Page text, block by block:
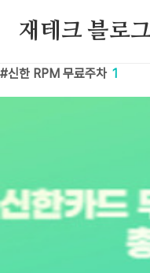
재테크 블로그
신한 RPM 무료주차 1